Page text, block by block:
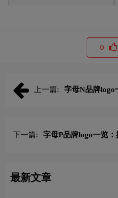
0
上一篇: 字母N品牌logo
下一篇: 字母P品牌logo一览
最新文章